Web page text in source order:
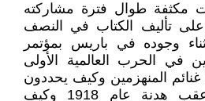
مكثفة طوال فترة مشاركته
تأليف الكتاب في النصف
من عام 1919 أثناء وجوده في باريس بمؤتمر
في الحرب العالمية الأولى
المنهزمين وكيف يحددون
أسس السلام القادم عقب هدنة عام 1918 وكيف